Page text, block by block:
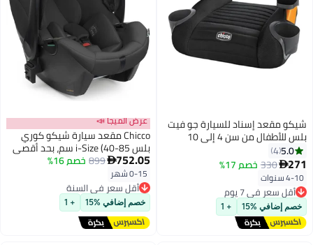
شيكو مقعد إسناد للسيارة جو فيت
بلس للأطفال من سن 4 إلى 10
سنوات بلون آيرون
5.0
4
271
330 خصم 17%
4-10 سنواتأقل سعر في 7 يوم
توصيل مجاني
أقل سعر في 7 يوم
خصم إضافي %15 + 1
عرض الميجا 📣
Chicco مقعد سيارة شيكو كوري
بلس i-Size (40-85 سم، بحد أقصى
13 كجم)، ساتان أسود 752.05
899 خصم 16%
0-15 شهرأقل سعر في السنة
توصيل مجاني
أقل سعر في السنة
خصم إضافي %15 + 1